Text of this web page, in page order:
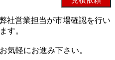
社営業担当が市場確認を行い
す。
気軽にお進み下さい。